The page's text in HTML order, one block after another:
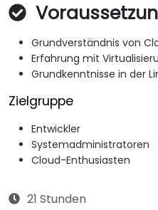
Grundverständnis von
Erfahrung mit
Grundkenntnisse in der
Zielgruppe
Entwickler
Systemadministratoren
Cloud-Enthusiasten
21 Stunden